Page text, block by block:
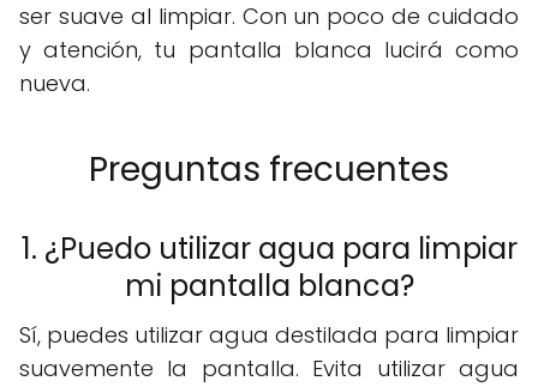
ser suave al limpiar. Con un poco de cuidado
y atención, tu pantalla blanca lucirá como
nueva.
Preguntas frecuentes
1. ¿Puedo utilizar agua para limpiar
mi pantalla blanca?
Sí, puedes utilizar agua destilada para limpiar
suavemente la pantalla. Evita utilizar agua